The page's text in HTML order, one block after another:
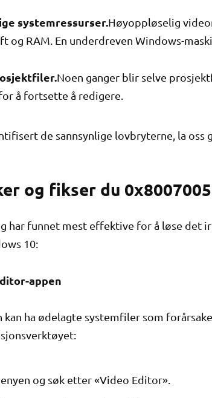
systemressurser.Høyoppløselig
og RAM. En underdreven Windows-
Noen ganger blir selve
å fortsette å redigere.
de sannsynlige lovbryterne, la oss
og fikser du
har funnet mest effektive for å løse det
10:
appen
ha ødelagte systemfiler som
og søk etter «Video Editor».